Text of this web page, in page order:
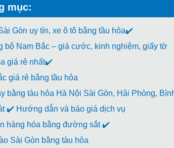
mục:
Gòn uy tín, xe ô tô bằng tầu hỏa✔️
bộ Nam Bắc – giá cước, kinh nghiệm, giấy tờ
giá rẻ nhất✔️
giá rẻ bằng tầu hỏa
bằng tàu hỏa Hà Nội Sài Gòn, Hải Phòng,
✔️ Hướng dẫn và báo giá dịch vụ
hàng hóa bằng đường sắt ✔️
Sài Gòn bằng tàu hỏa